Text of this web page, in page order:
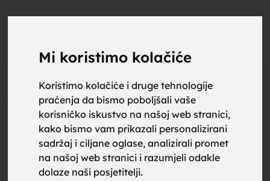
Mi koristimo kolačiće
Koristimo kolačiće i druge tehnologije
praćenja da bismo poboljšali vaše
korisničko iskustvo na našoj web stranici,
kako bismo vam prikazali personalizirani
sadržaj i ciljane oglase, analizirali promet
na našoj web stranici i razumjeli odakle
dolaze naši posjetitelji.
Oglas
upoznaj
za brak,